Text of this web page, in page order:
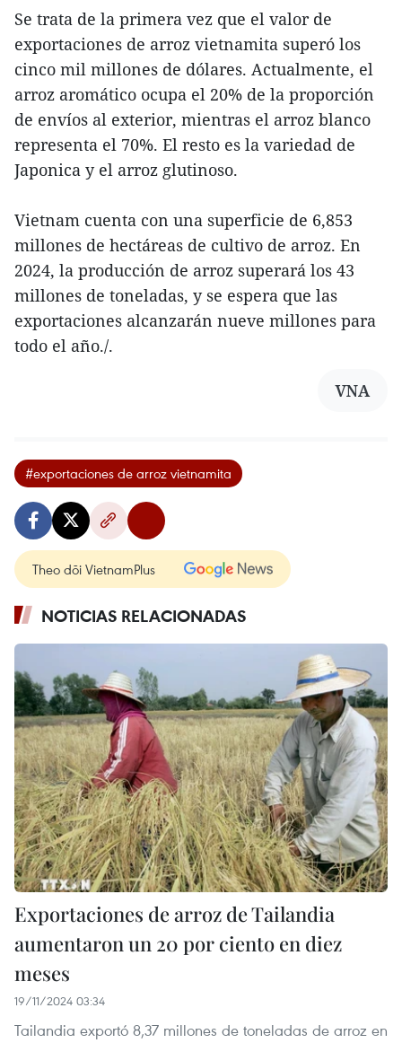
Se trata de la primera vez que el valor de
exportaciones de arroz vietnamita superó los
cinco mil millones de dólares. Actualmente, el
arroz aromático ocupa el 20% de la proporción
de envíos al exterior, mientras el arroz blanco
representa el 70%. El resto es la variedad de
Japonica y el arroz glutinoso.
Vietnam cuenta con una superficie de 6,853
millones de hectáreas de cultivo de arroz. En
2024, la producción de arroz superará los 43
millones de toneladas, y se espera que las
exportaciones alcanzarán nueve millones para
todo el año./.
VNA
#exportaciones de arroz vietnamita
Theo dõi VietnamPlus
NOTICIAS RELACIONADAS
Exportaciones de arroz de Tailandia
aumentaron un 20 por ciento en diez
meses
19/11/2024 03:34
Tailandia exportó 8,37 millones de toneladas de arroz en